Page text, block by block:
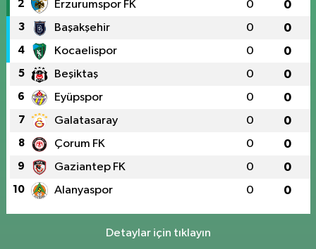
2 Erzurumspor FK 0 0
3 Başakşehir 0 0
4 Kocaelispor 0 0
5 Beşiktaş 0 0
6 Eyüpspor 0 0
7 Galatasaray 0 0
8 Çorum FK 0 0
9 Gaziantep FK 0 0
10 Alanyaspor 0 0
Detaylar için tıklayın